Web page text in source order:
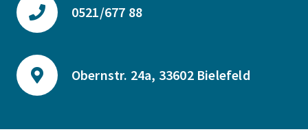
0521/677 88
Obernstr. 24a, 33602 Bielefeld